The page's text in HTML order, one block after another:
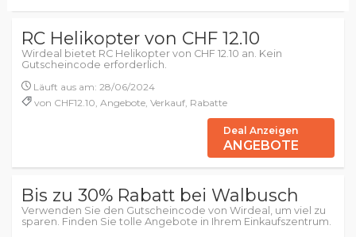
RC Helikopter von CHF 12.10
Wirdeal bietet RC Helikopter von CHF 12.10 an. Kein
Gutscheincode erforderlich.
Läuft aus am: 28/06/2024
von CHF12.10, Angebote, Verkauf, Rabatte
Deal Anzeigen
ANGEBOTE
Bis zu 30% Rabatt bei Walbusch
Verwenden Sie den Gutscheincode von Wirdeal, um viel zu
sparen. Finden Sie tolle Angebote in Ihrem Einkaufszentrum.